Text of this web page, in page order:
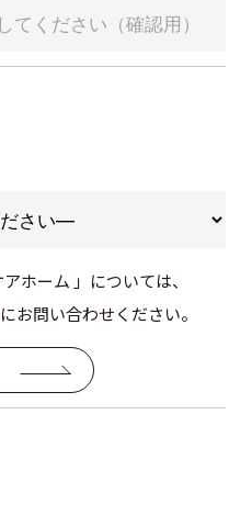
ホーム 」については、
お問い合わせください。